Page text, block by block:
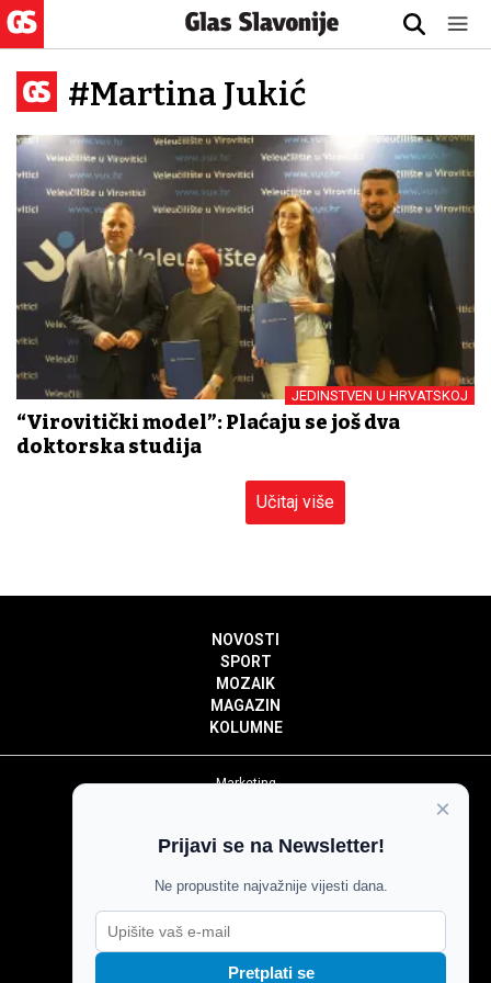
#Martina Jukić
JEDINSTVEN U HRVATSKOJ
“Virovitički model”: Plaćaju se još dva
doktorska studija
Učitaj više
NOVOSTI
SPORT
MOZAIK
MAGAZIN
KOLUMNE
Marketing
Impressum
Pravila komentiranja
Agroglas
×
Prijavi se na Newsletter!
Ne propustite najvažnije vijesti dana.
Pretplati se